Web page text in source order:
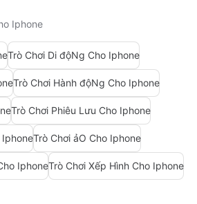
Iphone
Trò Chơi Di độNg Cho Iphone
Trò Chơi Hành độNg Cho Iphone
Trò Chơi Phiêu Lưu Cho Iphone
IphoneTrò Chơi ảO Cho Iphone
IphoneTrò Chơi Xếp Hình Cho Iphone